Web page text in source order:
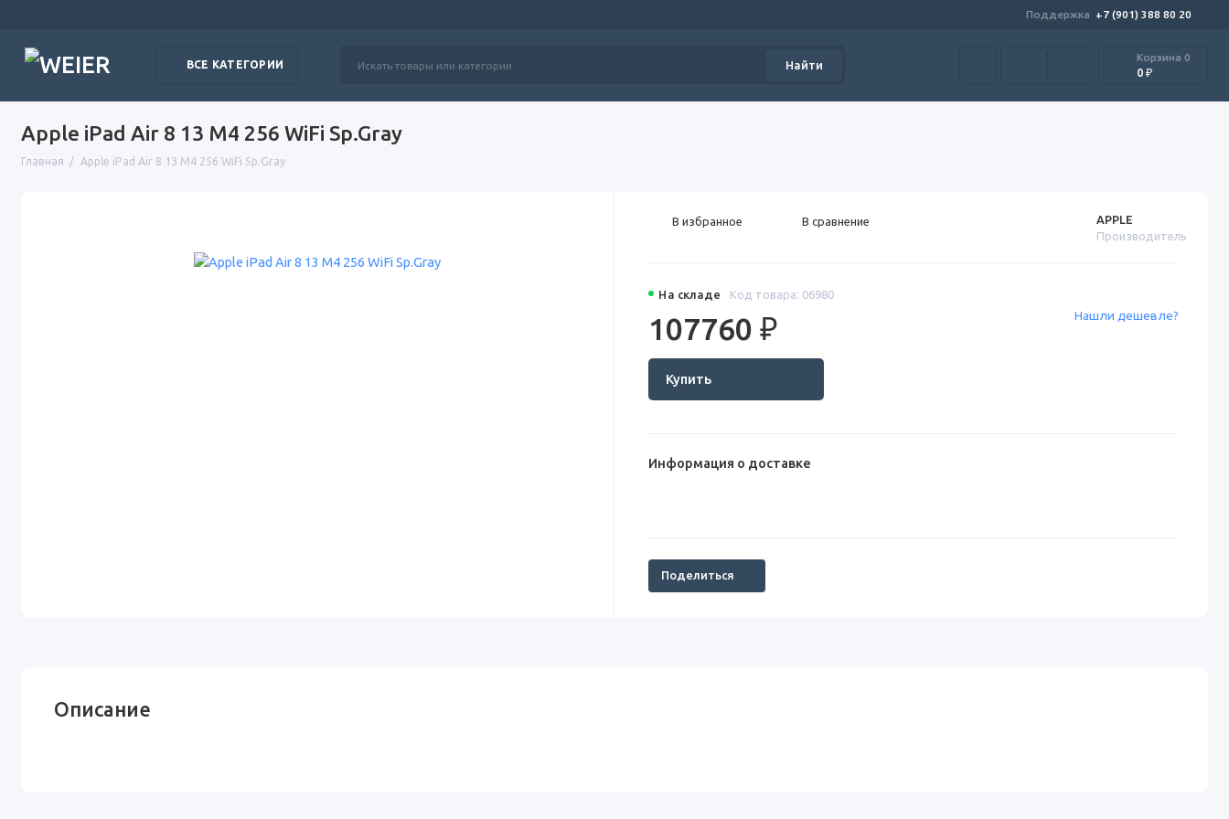
Поддержка +7 (901) 388 80 20
ВСЕ КАТЕГОРИИ Найти
Корзина 0
0 ₽
Apple iPad Air 8 13 M4 256 WiFi Sp.Gray
Главная Apple iPad Air 8 13 M4 256 WiFi Sp.Gray
На складе Код товара: 06980
APPLE
Производитель
107760 ₽
Купить
Нашли дешевле?
В избранное В сравнение
Информация о доставке
Поделиться
Описание